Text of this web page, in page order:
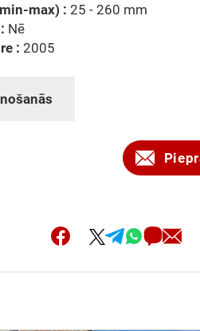
max) : 25 - 260 mm
Nē
: 2005